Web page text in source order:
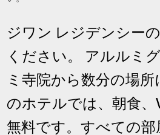
ジワン レジデンシー
ください。 アルルミ
ミ寺院から数分の場所
のホテルでは、朝食
無料です。すべての